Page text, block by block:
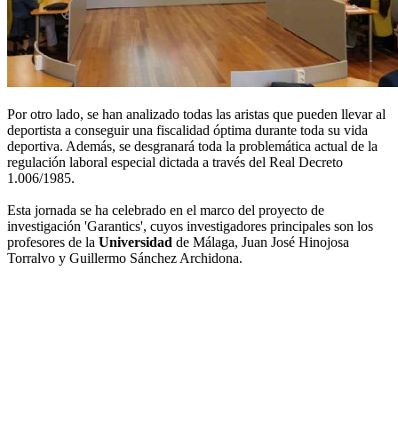
Por otro lado, se han analizado todas las aristas que pueden llevar al
deportista a conseguir una fiscalidad óptima durante toda su vida
deportiva. Además, se desgranará toda la problemática actual de la
regulación laboral especial dictada a través del Real Decreto
1.006/1985.
Esta jornada se ha celebrado en el marco del proyecto de
investigación 'Garantics', cuyos investigadores principales son los
profesores de la Universidad de Málaga, Juan José Hinojosa
Torralvo y Guillermo Sánchez Archidona.